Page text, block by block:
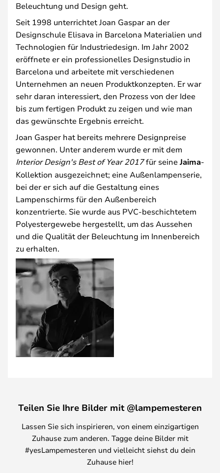
Beleuchtung und Design geht.
Seit 1998 unterrichtet Joan Gaspar an der
Designschule Elisava in Barcelona Materialien und
Technologien für Industriedesign. Im Jahr 2002
eröffnete er ein professionelles Designstudio in
Barcelona und arbeitete mit verschiedenen
Unternehmen an neuen Produktkonzepten. Er war
sehr daran interessiert, den Prozess von der Idee
bis zum fertigen Produkt zu zeigen und wie man
das gewünschte Ergebnis erreicht.
Joan Gasper hat bereits mehrere Designpreise
gewonnen. Unter anderem wurde er mit dem
Interior Design's Best of Year 2017für seineJaima-
Kollektion ausgezeichnet; eine Außenlampenserie,
bei der er sich auf die Gestaltung eines
Lampenschirms für den Außenbereich
konzentrierte. Sie wurde aus PVC-beschichtetem
Polyestergewebe hergestellt, um das Aussehen
und die Qualität der Beleuchtung im Innenbereich
zu erhalten.
Teilen Sie Ihre Bilder mit @lampemesteren
Lassen Sie sich inspirieren, von einem einzigartigen
Zuhause zum anderen. Tagge deine Bilder mit
#yesLampemesteren und vielleicht siehst du dein
Zuhause hier!